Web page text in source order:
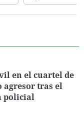
en el cuartel de
agresor tras el
policial